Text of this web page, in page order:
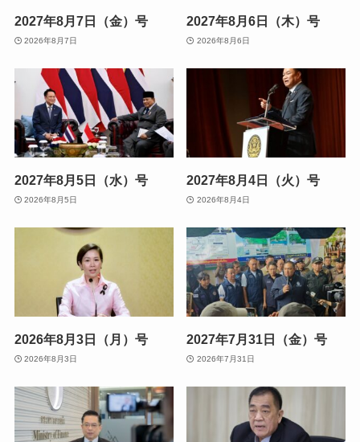
2027年8月7日（金）号
2026年8月7日
2027年8月6日（木）号
2026年8月6日
2027年8月5日（水）号
2026年8月5日
2027年8月4日（火）号
2026年8月4日
2026年8月3日（月）号
2026年8月3日
2027年7月31日（金）号
2026年7月31日